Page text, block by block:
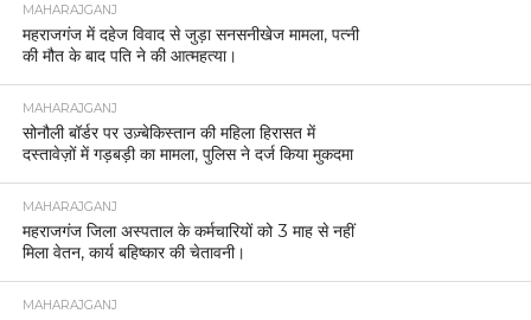
MAHARAJGANJ
महराजगंज में दहेज विवाद से जुड़ा सनसनीखेज मामला, पत्नी
की मौत के बाद पति ने की आत्महत्या।
MAHARAJGANJ
सोनौली बॉर्डर पर उज़्बेकिस्तान की महिला हिरासत में
दस्तावेज़ों में गड़बड़ी का मामला, पुलिस ने दर्ज किया मुकदमा
MAHARAJGANJ
महराजगंज जिला अस्पताल के कर्मचारियों को 3 माह से नहीं
मिला वेतन, कार्य बहिष्कार की चेतावनी।